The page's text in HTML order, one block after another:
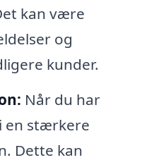
kan være
og
kunder.
Når du har
en stærkere
Dette kan